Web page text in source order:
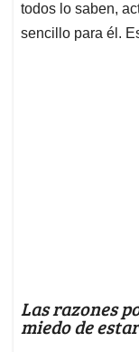
todos lo saben,
sencillo para él.
Las razones
miedo de